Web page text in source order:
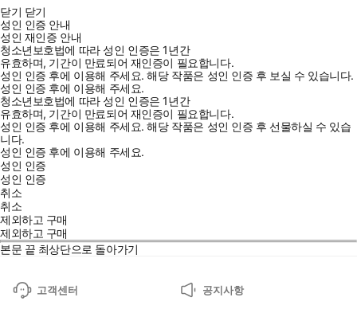
닫기 닫기
성인 인증 안내
성인 재인증 안내
청소년보호법에 따라 성인 인증은 1년간
유효하며, 기간이 만료되어 재인증이 필요합니다.
성인 인증 후에 이용해 주세요.해당 작품은 성인 인증 후 보실 수 있습니다.
성인 인증 후에 이용해 주세요.
청소년보호법에 따라 성인 인증은 1년간
유효하며, 기간이 만료되어 재인증이 필요합니다.
성인 인증 후에 이용해 주세요.해당 작품은 성인 인증 후 선물하실 수 있습
니다.
성인 인증 후에 이용해 주세요.
성인 인증
성인 인증
취소
취소
제외하고 구매
제외하고 구매
본문 끝 최상단으로 돌아가기
고객센터 공지사항